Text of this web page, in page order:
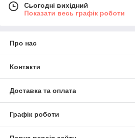
Сьогодні вихідний
Показати весь графік роботи
Про нас
Контакти
Доставка та оплата
Графік роботи